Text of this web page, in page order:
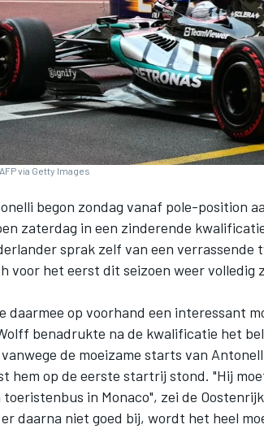
DTM
via Getty Images
begon zondag vanaf pole-position
zaterdag in een zinderende
sprak zelf van een
voor het eerst dit seizoen weer
daarmee op voorhand een interessant
benadrukte na de kwalificatie het
de moeizame starts van
hem op de eerste startrij stond. "Hij
in Monaco", zei de
daarna niet goed bij, wordt het heel